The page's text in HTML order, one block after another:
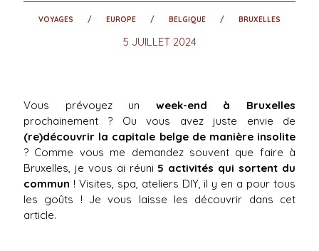
VOYAGES EUROPE BELGIQUE BRUXELLES
5 JUILLET 2024
Vous prévoyez un week-end à Bruxelles
prochainement ? Ou vous avez juste envie de
(re)découvrir la capitale belge de manière insolite
? Comme vous me demandez souvent que faire à
Bruxelles, je vous ai réuni 5 activités qui sortent du
commun ! Visites, spa, ateliers DIY, il y en a pour tous
les goûts ! Je vous laisse les découvrir dans cet
article.